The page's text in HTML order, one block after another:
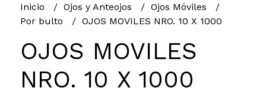
Inicio Ojos y Anteojos
Ojos Móviles
Por bulto
OJOS MOVILES NRO. 10 X 1000
OJOS MOVILES
NRO. 10 X 1000